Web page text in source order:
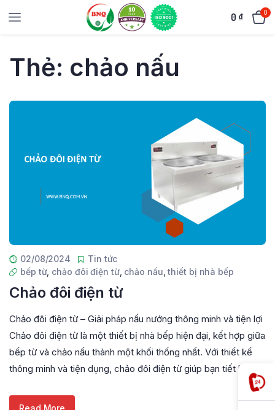
0 ₫ 0
Thẻ: chảo nấu
02/08/2024
Tin tức
bếp từ, chảo đôi điện từ, chảo nấu ,thiết bị nhà bếp
Chảo đôi điện từ
Chảo đôi điện từ – Giải pháp nấu nướng thông minh và tiện lợi
Chảo đôi điện từ là một thiết bị nhà bếp hiện đại, kết hợp giữa
bếp từ và chảo nấu thành một khối thống nhất. Với thiết kế
thông minh và tiện dụng, chảo đôi điện từ giúp bạn tiết kiệm
Read More